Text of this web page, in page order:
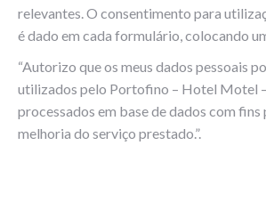
relevantes. O consentimento para
é dado em cada formulário, colocando
“Autorizo que os meus dados pessoais
utilizados pelo Portofino – Hotel Motel
processados em base de dados com
melhoria do serviço prestado.”.